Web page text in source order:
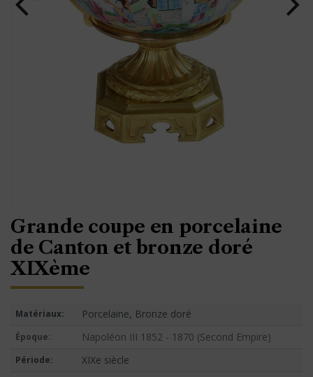
Grande coupe en porcelaine
de Canton et bronze doré
XIXème
Matériaux: Porcelaine, Bronze doré
Époque: Napoléon III 1852 - 1870 (Second Empire)
Période: XIXe siècle